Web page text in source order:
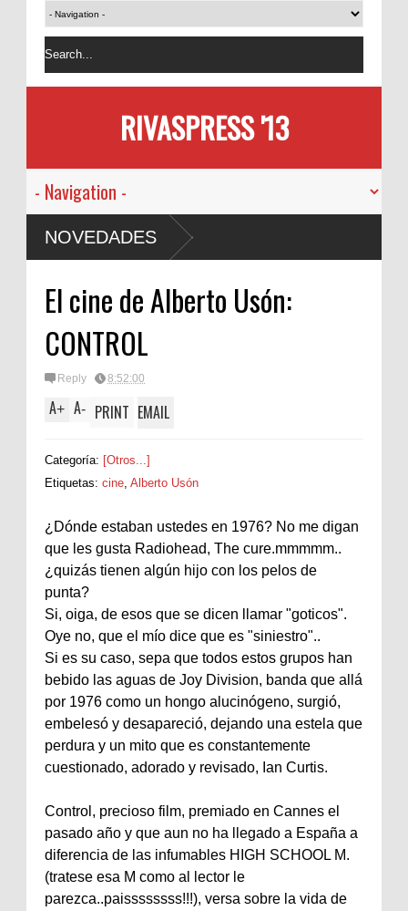
RIVASPRESS '13
NOVEDADES
El cine de Alberto Usón:
CONTROL
Reply 8:52:00
A+ A- PRINT EMAIL
Categoría: [Otros...]
Etiquetas: cine Alberto Usón
¿Dónde estaban ustedes en 1976? No me digan
que les gusta Radiohead, The cure.mmmmm..
¿quizás tienen algún hijo con los pelos de
punta?
Si, oiga, de esos que se dicen llamar "goticos".
Oye no, que el mío dice que es "siniestro"..
Si es su caso, sepa que todos estos grupos han
bebido las aguas de Joy Division, banda que allá
por 1976 como un hongo alucinógeno, surgió,
embelesó y desapareció, dejando una estela que
perdura y un mito que es constantemente
cuestionado, adorado y revisado, Ian Curtis.
Control, precioso film, premiado en Cannes el
pasado año y que aun no ha llegado a España a
diferencia de las infumables HIGH SCHOOL M.
(tratese esa M como al lector le
parezca..paissssssss!!!), versa sobre la vida de